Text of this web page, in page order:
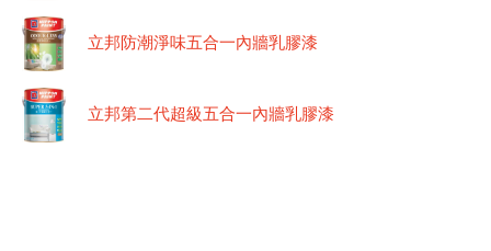
立邦防潮淨味五合一內牆乳膠漆
立邦第二代超級五合一內牆乳膠漆